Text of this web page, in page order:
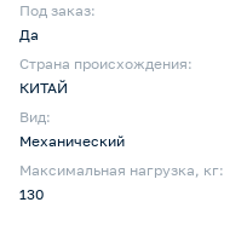
Под заказ:
Да
Страна происхождения:
КИТАЙ
Вид:
Механический
Максимальная нагрузка, кг:
130